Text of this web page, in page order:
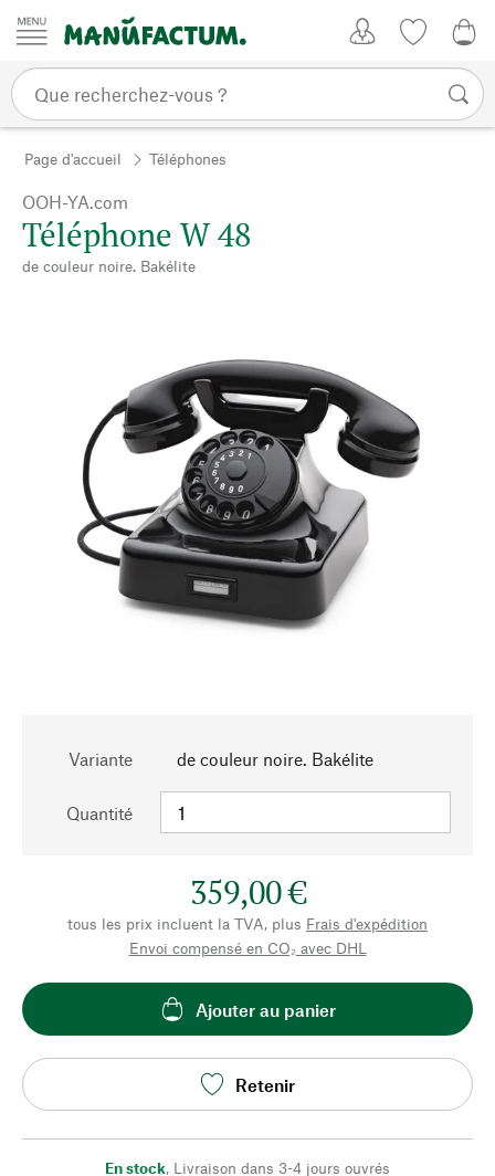
Passer au contenu
Page d'accueil Téléphones
OOH-YA.com
Téléphone W 48
de couleur noire. Bakélite
Variante de couleur noire. Bakélite
Quantité
359,00 €
tous les prix incluent la TVA, plus Frais d'expédition
Envoi compensé en CO₂ avec DHL
Ajouter au panier
Retenir
En stock, Livraison dans 3-4 jours ouvrés